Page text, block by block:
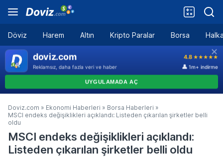
Döviz Harem Altın Kripto Paralar Borsa
Doviz.com » Ekonomi Haberleri » Borsa Haberleri »
MSCI endeks değişiklikleri açıklandı: Listeden çıkarılan şirketler belli
oldu
MSCI endeks değişiklikleri açıklandı:
Listeden çıkarılan şirketler belli oldu